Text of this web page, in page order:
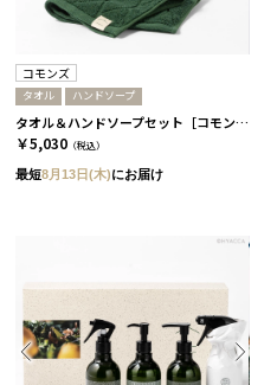
コモンズ
タオル ハンドソープ
タオル＆ハンドソープセット［コモンズ］
￥5,030 （税込）
最短8月13日(木)にお届け